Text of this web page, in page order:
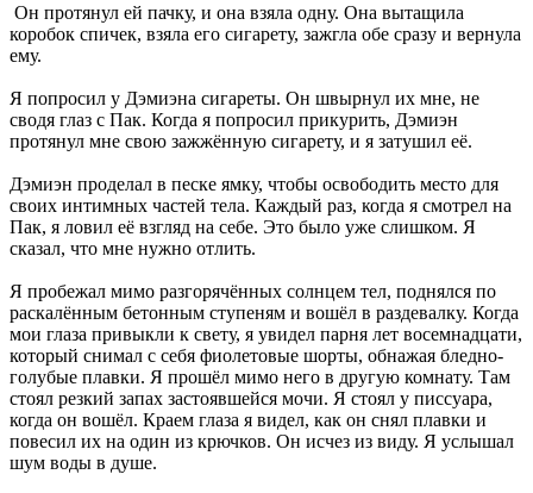
Он протянул ей пачку, и она взяла одну. Она вытащила
коробок спичек, взяла его сигарету, зажгла обе сразу и вернула
ему.
Я попросил у Дэмиэна сигареты. Он швырнул их мне, не
сводя глаз с Пак. Когда я попросил прикурить, Дэмиэн
протянул мне свою зажжённую сигарету, и я затушил её.
Дэмиэн проделал в песке ямку, чтобы освободить место для
своих интимных частей тела. Каждый раз, когда я смотрел на
Пак, я ловил её взгляд на себе. Это было уже слишком. Я
сказал, что мне нужно отлить.
Я пробежал мимо разгорячённых солнцем тел, поднялся по
раскалённым бетонным ступеням и вошёл в раздевалку. Когда
мои глаза привыкли к свету, я увидел парня лет восемнадцати,
который снимал с себя фиолетовые шорты, обнажая бледно-
голубые плавки. Я прошёл мимо него в другую комнату. Там
стоял резкий запах застоявшейся мочи. Я стоял у писсуара,
когда он вошёл. Краем глаза я видел, как он снял плавки и
повесил их на один из крючков. Он исчез из виду. Я услышал
шум воды в душе.